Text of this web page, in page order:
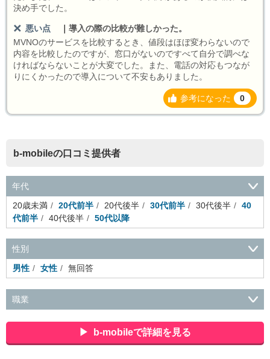
決め手でした。
悪い点
導入の際の比較が難しかった。
MVNOのサービスを比較するとき、値段はほぼ変わらないので
内容を比較したのですが、窓口がないのですべて自分で調べな
ければならないことが大変でした。また、電話の対応もつなが
りにくかったので導入について不安もありました。
参考になった 0
b-mobileの口コミ提供者
年代
20歳未満
20代前半 20代後半 30代前半 30代後半
40
代前半
40代後半 50代以降
性別
男性
女性 無回答
職業
広告・マスコミ
接客・小売・流通・外食・食
品
アミューズメント・エンターテイメント・ゲーム関連
美
b-mobileで詳細を見る